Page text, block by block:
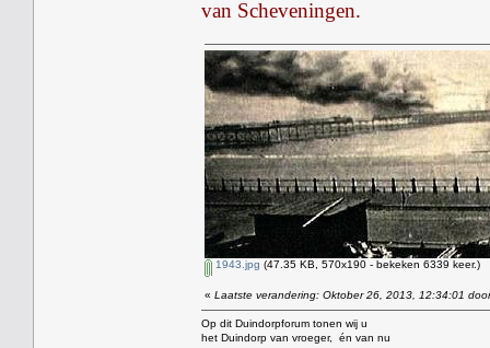
van Scheveningen.
1943.jpg (47.35 KB, 570x190 - bekeken 6339 keer.)
« Laatste verandering: Oktober 26, 2013, 12:34:01
Op dit Duindorpforum tonen wij u
het Duindorp van vroeger, én van nu